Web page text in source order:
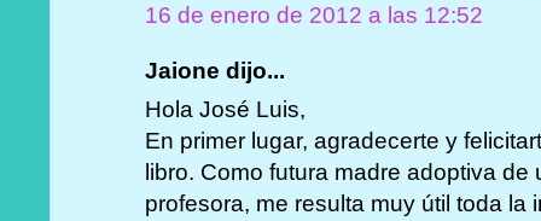
16 de enero de 2012 a las 12:52
Jaione dijo...
Hola José Luis,
En primer lugar, agradecerte y
libro. Como futura madre adoptiva
profesora, me resulta muy útil toda la